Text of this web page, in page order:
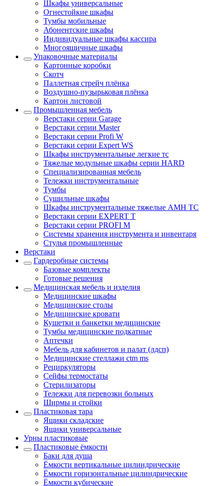
Шкафы универсальные
Огнестойкие шкафы
Тумбы мобильные
Абонентские шкафы
Индивидуальные шкафы кассира
Многоящичные шкафы
Упаковочные материалы
Картонные коробки
Скотч
Паллетная стрейч плёнка
Воздушно-пузырьковая плёнка
Картон листовой
Промышленная мебель
Верстаки серии Garage
Верстаки серии Master
Верстаки серии Profi W
Верстаки серии Expert WS
Шкафы инструментальные легкие тс
Тяжелые модульные шкафы серии HARD
Cпециализированная мебель
Тележки инструментальные
Тумбы
Cушильные шкафы
Шкафы инструментальные тяжелые AMH TC
Верстаки серии EXPERT T
Верстаки серии PROFI M
Системы хранения инструмента и инвентаря
Стулья промышленные
Верстаки
Гардеробные системы
Базовые комплекты
Готовые решения
Медицинская мебель и изделия
Медицинские шкафы
Медицинские столы
Медицинские кровати
Кушетки и банкетки медицинские
Тумбы медицинские подкатные
Аптечки
Мебель для кабинетов и палат (лдсп)
Медицинские стеллажи ctm ms
Рециркуляторы
Сейфы термостаты
Стерилизаторы
Тележки для перевозки больных
Ширмы и стойки
Пластиковая тара
Ящики складские
Ящики универсальные
Урны пластиковые
Пластиковые ёмкости
Баки для душа
Ёмкости вертикальные цилиндрические
Ёмкости горизонтальные цилиндрические
Ёмкости кубические